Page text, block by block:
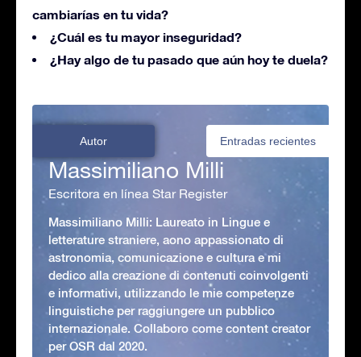
cambiarías en tu vida?
¿Cuál es tu mayor inseguridad?
¿Hay algo de tu pasado que aún hoy te duela?
Autor Entradas recientes
Massimiliano Milli
Escritora en línea Star Register
Massimiliano Milli: Laureato in Lingue e
letterature straniere, aono appassionato di
astronomia, comunicazione e cultura e mi
dedico alla creazione di contenuti coinvolgenti
e informativi, utilizzando le mie competenze
linguistiche per raggiungere un pubblico
internazionale. Collaboro come content creator
per OSR dal 2020.